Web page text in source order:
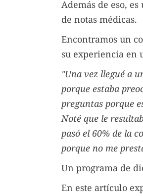
Además de eso,
de notas médicas.
Encontramos un
su experiencia en
"Una vez llegué a
porque estaba
preguntas porque
Noté que le
pasó el 60% de la
porque no me
Un programa de
En este artículo